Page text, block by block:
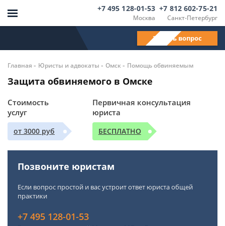
Москва
+7 495 128-01-53
Санкт-Петербург
+7 812 602-75-21
Задать вопрос
Главная - Юристы и адвокаты - Омск- Помощь обвиняемым
Защита обвиняемого в Омске
Стоимость
услуг
от 3000 руб
Первичная консультация
юриста
БЕСПЛАТНО
Позвоните юристам
Если вопрос простой и вас устроит ответ юриста общей
практики
+7 495 128-01-53